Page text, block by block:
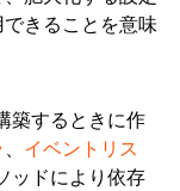
きることを意味
築するときに作
、 イベントリス
ッドにより依存